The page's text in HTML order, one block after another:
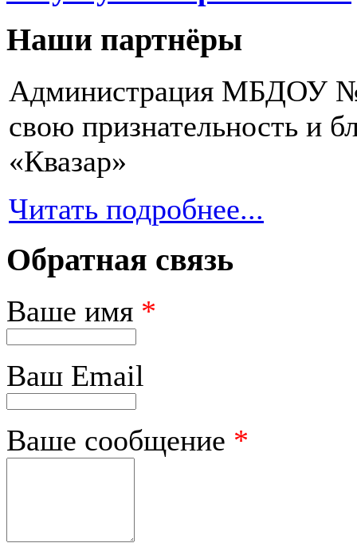
Наши партнёры
Администрация МБДОУ №
свою признательность и
«Квазар»
Читать подробнее...
Обратная связь
Ваше имя *
Ваш Email
Ваше сообщение *